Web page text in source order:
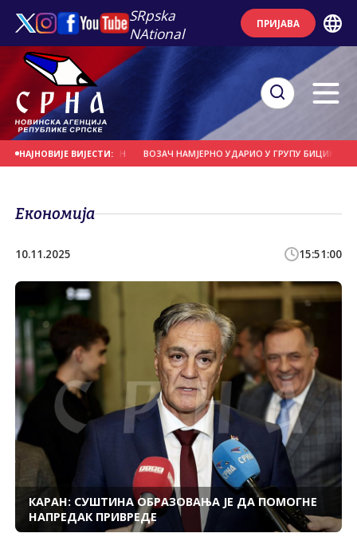
SRpska
NAtional
ПРИЈАВА
НАЈНОВИЈЕ ВИЈЕСТИ:
СЕ НА ДАНАШЊИ ДАН ВОЗАЧ НАМЈЕРНО УДАРИО У ГРУПУ БИЦИКЛИСТА
Економија
10.11.2025 15:51:00
КАРАН: СУШТИНА ОБРАЗОВАЊА ЈЕ ДА ПОМОГНЕ
НАПРЕДАК ПРИВРЕДЕ